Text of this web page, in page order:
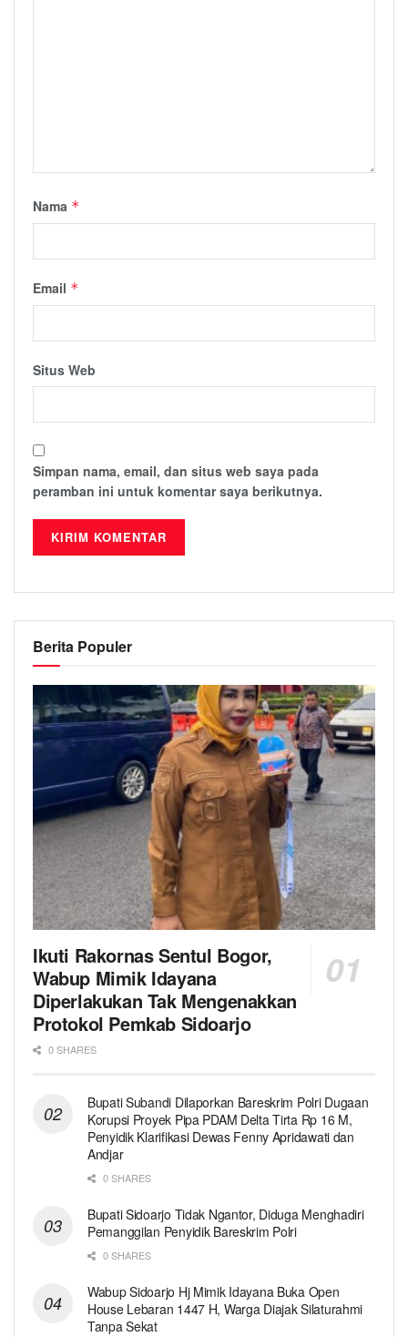
Nama *
Email *
Situs Web
Simpan nama, email, dan situs web saya pada
peramban ini untuk komentar saya berikutnya.
Berita Populer
Ikuti Rakornas Sentul Bogor,
Wabup Mimik Idayana
Diperlakukan Tak Mengenakkan
Protokol Pemkab Sidoarjo
0 SHARES
Bupati Subandi Dilaporkan Bareskrim Polri Dugaan
Korupsi Proyek Pipa PDAM Delta Tirta Rp 16 M,
Penyidik Klarifikasi Dewas Fenny Apridawati dan
Andjar
0 SHARES
Bupati Sidoarjo Tidak Ngantor, Diduga Menghadiri
Pemanggilan Penyidik Bareskrim Polri
0 SHARES
Wabup Sidoarjo Hj Mimik Idayana Buka Open
House Lebaran 1447 H, Warga Diajak Silaturahmi
Tanpa Sekat